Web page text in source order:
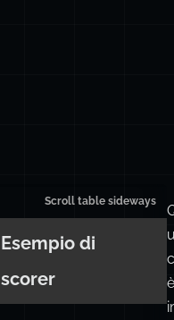
Esempio di
scorer
è